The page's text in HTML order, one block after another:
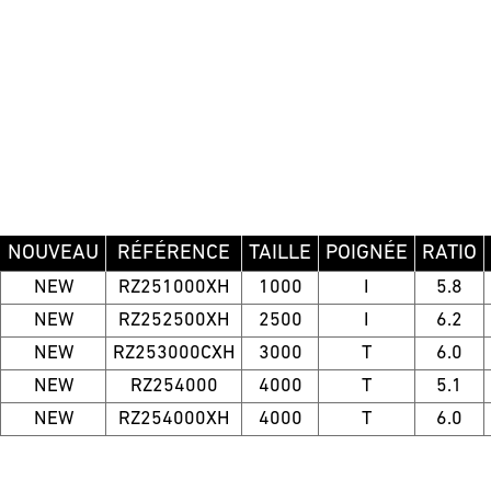
NOUVEAU RÉFÉRENCE TAILLE POIGNÉE RATIO
NEW RZ251000XH 1000
5.8
NEW
RZ252500XH 2500
6.2
NEW
RZ253000CXH 3000 T
6.0
NEW
RZ254000 4000 T
5.1
NEW
RZ254000XH 4000 T 6.0